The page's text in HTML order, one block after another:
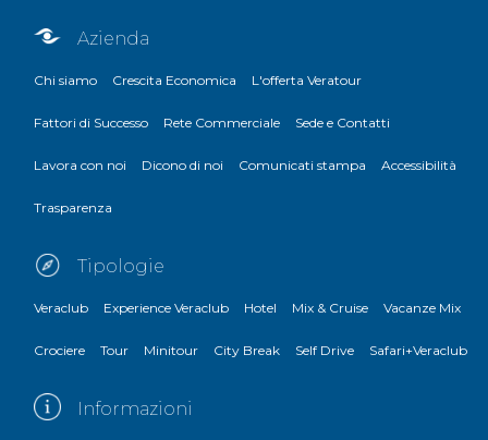
Azienda
Chi siamo Crescita Economica L'offerta Veratour
Fattori di Successo Rete Commerciale Sede e Contatti
Lavora con noi Dicono di noi Comunicati stampa Accessibilità
Trasparenza
Tipologie
Veraclub Experience Veraclub Hotel Mix & Cruise Vacanze Mix
Crociere Tour Minitour City Break Self Drive Safari+Veraclub
Informazioni